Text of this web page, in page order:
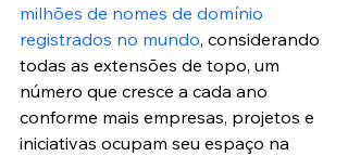
milhões de nomes de domínio
registrados no mundo, considerando
todas as extensões de topo, um
número que cresce a cada ano
conforme mais empresas, projetos e
iniciativas ocupam seu espaço na